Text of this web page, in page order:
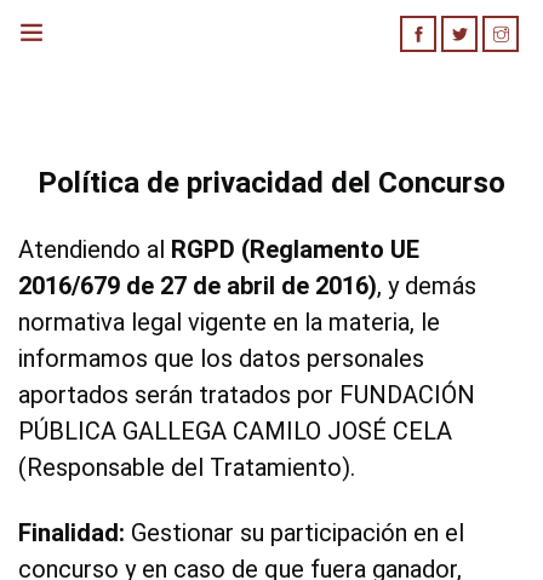
Bases Concurso
Cómo Participar
Política de privacidad del Concurso
Atendiendo al RGPD (Reglamento UE
2016/679 de 27 de abril de 2016), y demás
normativa legal vigente en la materia, le
informamos que los datos personales
aportados serán tratados por FUNDACIÓN
PÚBLICA GALLEGA CAMILO JOSÉ CELA
(Responsable del Tratamiento).
Finalidad: Gestionar su participación en el
concurso y en caso de que fuera ganador,